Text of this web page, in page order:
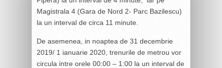
Magistrala 4 (Gara de Nord 2- Parc Bazilescu)
la un interval de circa 11 minute.
De asemenea, in noaptea de 31 decembrie
2019/ 1 ianuarie 2020, trenurile de metrou vor
circula intre orele 00:00 – 1:00 la un interval de